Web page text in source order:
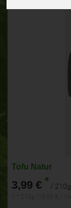
Tofu Natur
3,99 € * / 210g